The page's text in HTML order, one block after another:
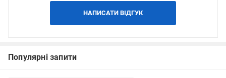
НАПИСАТИ ВІДГУК
Популярні запити